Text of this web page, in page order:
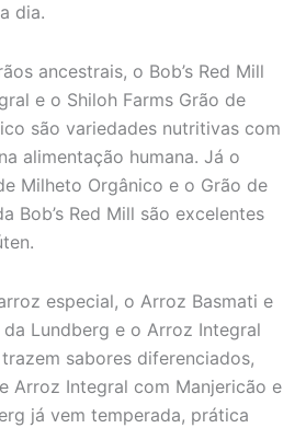
dia.
ancestrais, o Bob’s Red Mill
e o Shiloh Farms Grão de
são variedades nutritivas com
alimentação humana. Já o
Milheto Orgânico e o Grão de
Bob’s Red Mill são excelentes
especial, o Arroz Basmati e
Lundberg e o Arroz Integral
sabores diferenciados,
Arroz Integral com Manjericão e
já vem temperada, prática